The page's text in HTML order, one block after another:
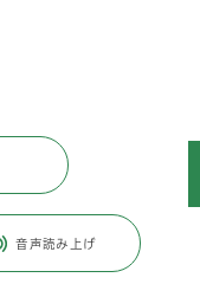
音声読み上げ
し・相談
管理基礎セミナー
3日 / ページ番号：C075010